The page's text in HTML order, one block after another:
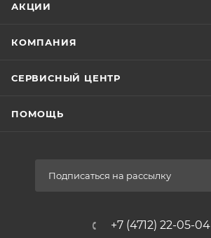
АКЦИИ
КОМПАНИЯ
СЕРВИСНЫЙ ЦЕНТР
ПОМОЩЬ
Подписаться на рассылку
+7 (4712) 22-05-04